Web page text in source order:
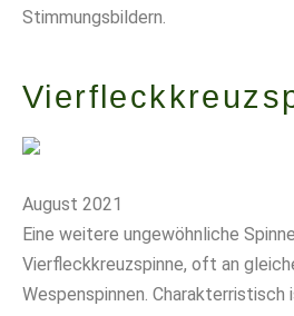
Stimmungsbildern.
August 2021
Eine weitere ungewöhnliche
Vierfleckkreuzspinne, oft an
Wespenspinnen.